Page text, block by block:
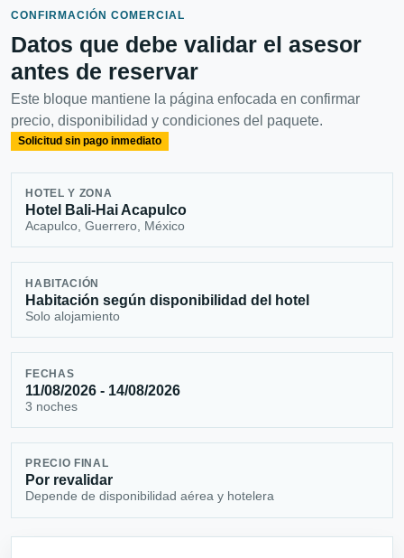
CONFIRMACIÓN COMERCIAL
Datos que debe validar el asesor
antes de reservar
Este bloque mantiene la página enfocada en confirmar
precio, disponibilidad y condiciones del paquete.
Solicitud sin pago inmediato
HOTEL Y ZONA
Hotel Bali-Hai Acapulco
Acapulco, Guerrero, México
HABITACIÓN
Habitación según disponibilidad del hotel
Solo alojamiento
FECHAS
11/08/2026 - 14/08/2026
3 noches
PRECIO FINAL
Por revalidar
Depende de disponibilidad aérea y hotelera